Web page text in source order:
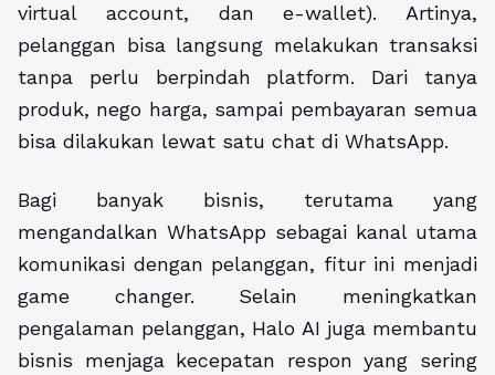
virtual account, dan e-wallet). Artinya,
pelanggan bisa langsung melakukan transaksi
tanpa perlu berpindah platform. Dari tanya
produk, nego harga, sampai pembayaran semua
bisa dilakukan lewat satu chat di WhatsApp.
Bagi banyak bisnis, terutama yang
mengandalkan WhatsApp sebagai kanal utama
komunikasi dengan pelanggan, fitur ini menjadi
game changer. Selain meningkatkan
pengalaman pelanggan, Halo AI juga membantu
bisnis menjaga kecepatan respon yang sering